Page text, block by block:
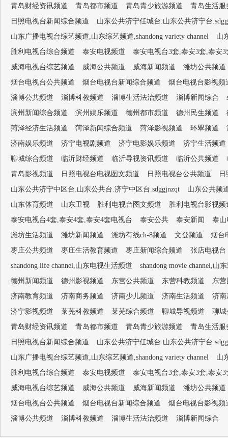
青岛财经资讯频道
青岛都市频道 青岛青少旅游频道
青岛生活服
日照电视台新闻综合频道
山东公共济宁任城台.山东公共济宁台
山东广播电视台综艺频道,山东综艺频道,shandong variety channel
山
胜利电视台综合频道
泰安电视频道
泰安电视台3套,泰安3套,泰安3
威海电视台综艺频道
威海公共频道 威海新闻频道
潍坊公共频道
烟台电视台公共频道
烟台电视台新闻综合频道
烟台电视台影视频
淄博公共频道
淄博科教频道 淄博生活法治频道 淄博新闻综合
滨州新闻综合频道
滨州娱乐频道 德州都市频道 德州民生频道
菏泽经济生活频道
菏泽新闻综合频道 菏泽影视频道 环翠频道
济南娱乐频道
济宁电视剧频道 济宁电影娱乐频道
济宁生活频道
聊城综合频道
临沂财经频道 临沂导视资讯频道 临沂公共频道
青岛影视频道
日照电视台电视图文频道 日照电视台公共频道
山东公共济宁中区台.山东公共台.济宁中区台.sdggjnzqt
山东公共频
山东体育频道
山东卫视 胜利电视台图文频道
胜利电视台影视频
泰安电视台4套,泰安4套,泰安4套电视台
泰安公共 泰安新闻
泰山
潍坊生活频道
潍坊新闻频道 潍坊有线ch-8频道 文登频道
烟台
枣庄公共频道
枣庄生活教育频道 枣庄新闻综合频道
张店电视台
shandong life channel,山东电视生活频道
shandong movie channel,山
德州新闻频道
德州影视频道 东营公共频道 东营科教频道
东
济南教育频道
济南商务频道 济南少儿频道 济南生活频道
济南
济宁影视频道
莱芜科教频道 莱芜综合频道 聊城导视频道
聊城
青岛财经资讯频道
青岛都市频道 青岛青少旅游频道
青岛生活服
日照电视台新闻综合频道
山东公共济宁任城台.山东公共济宁台
山东广播电视台综艺频道,山东综艺频道,shandong variety channel
山
胜利电视台综合频道
泰安电视频道
泰安电视台3套,泰安3套,泰安3
威海电视台综艺频道
威海公共频道 威海新闻频道
潍坊公共频道
烟台电视台公共频道
烟台电视台新闻综合频道
烟台电视台影视频
淄博公共频道
淄博科教频道 淄博生活法治频道 淄博新闻综合